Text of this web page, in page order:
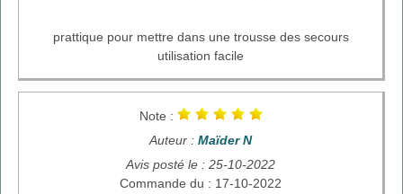
prattique pour mettre dans une trousse des secours
utilisation facile
Note :
Auteur : Maïder N
Avis posté le : 25-10-2022
Commande du : 17-10-2022